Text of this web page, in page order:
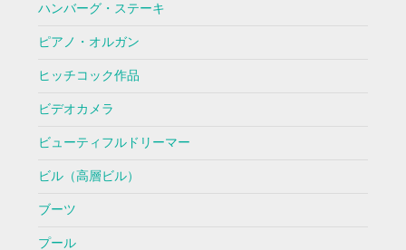
ハンバーグ・ステーキ
ピアノ・オルガン
ヒッチコック作品
ビデオカメラ
ビューティフルドリーマー
ビル（高層ビル）
ブーツ
プール